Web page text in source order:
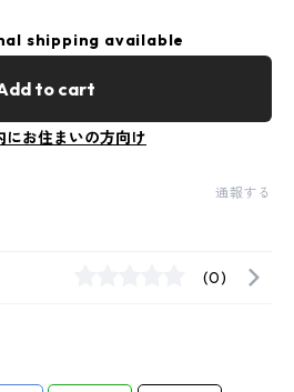
shipping available
to cart
にお住まいの方向け
通報する
(0)